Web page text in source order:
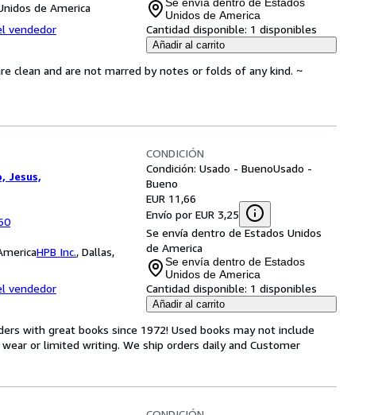
de America
vendedor
Unidos de America
Cantidad disponible: 1 disponibles
Añadir al carrito
clean and are not marred by notes or folds of any kind. ~
Jesus,
HPB Inc., Dallas,
vendedor
CONDICIÓN
Condición: Usado - BuenoUsado -
Bueno
EUR 11,66
Envío por EUR 3,25
Se envía dentro de Estados Unidos
de America
Se envía dentro de Estados
Unidos de America
Cantidad disponible: 1 disponibles
Añadir al carrito
with great books since 1972! Used books may not include
or limited writing. We ship orders daily and Customer